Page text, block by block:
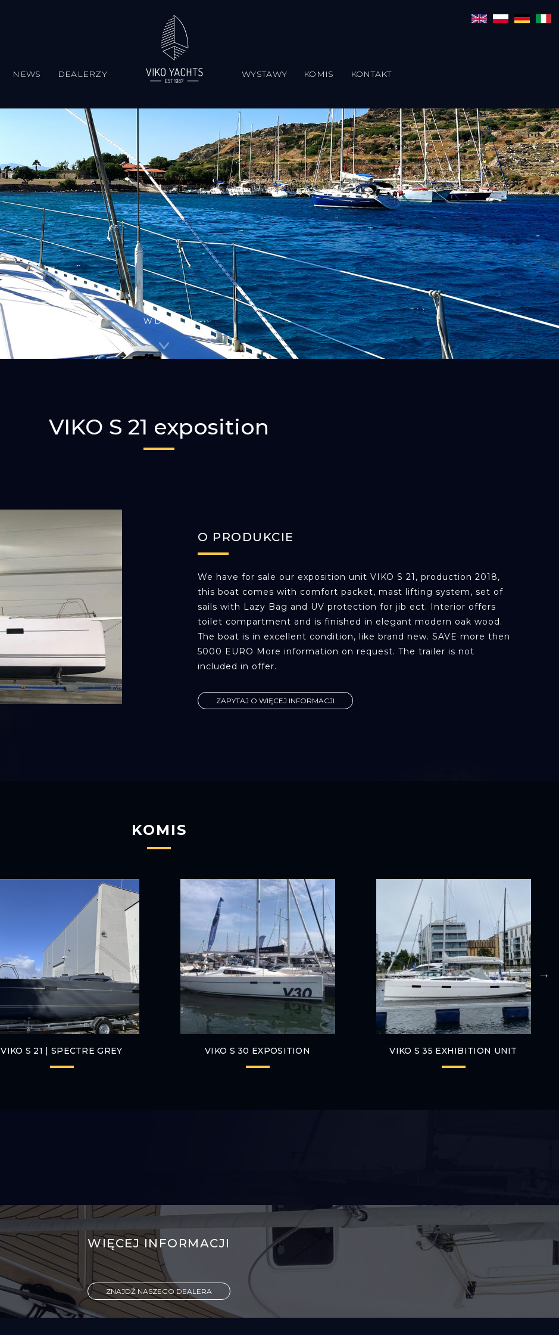
NEWS DEALERZY WYSTAWY KOMIS KONTAKT
W DÓŁ
VIKO S 21 exposition
O PRODUKCIE
We have for sale our exposition unit VIKO S 21, production 2018,
this boat comes with comfort packet, mast lifting system, set of
sails with Lazy Bag and UV protection for jib ect. Interior offers
toilet compartment and is finished in elegant modern oak wood.
The boat is in excellent condition, like brand new. SAVE more then
5000 EURO More information on request. The trailer is not
included in offer.
ZAPYTAJ O WIĘCEJ INFORMACJI
KOMIS
VIKO S 21 | SPECTRE GREY VIKO S 30 EXPOSITION VIKO S 35 EXHIBITION UNIT
WIĘCEJ INFORMACJI
ZNAJDŹ NASZEGO DEALERA